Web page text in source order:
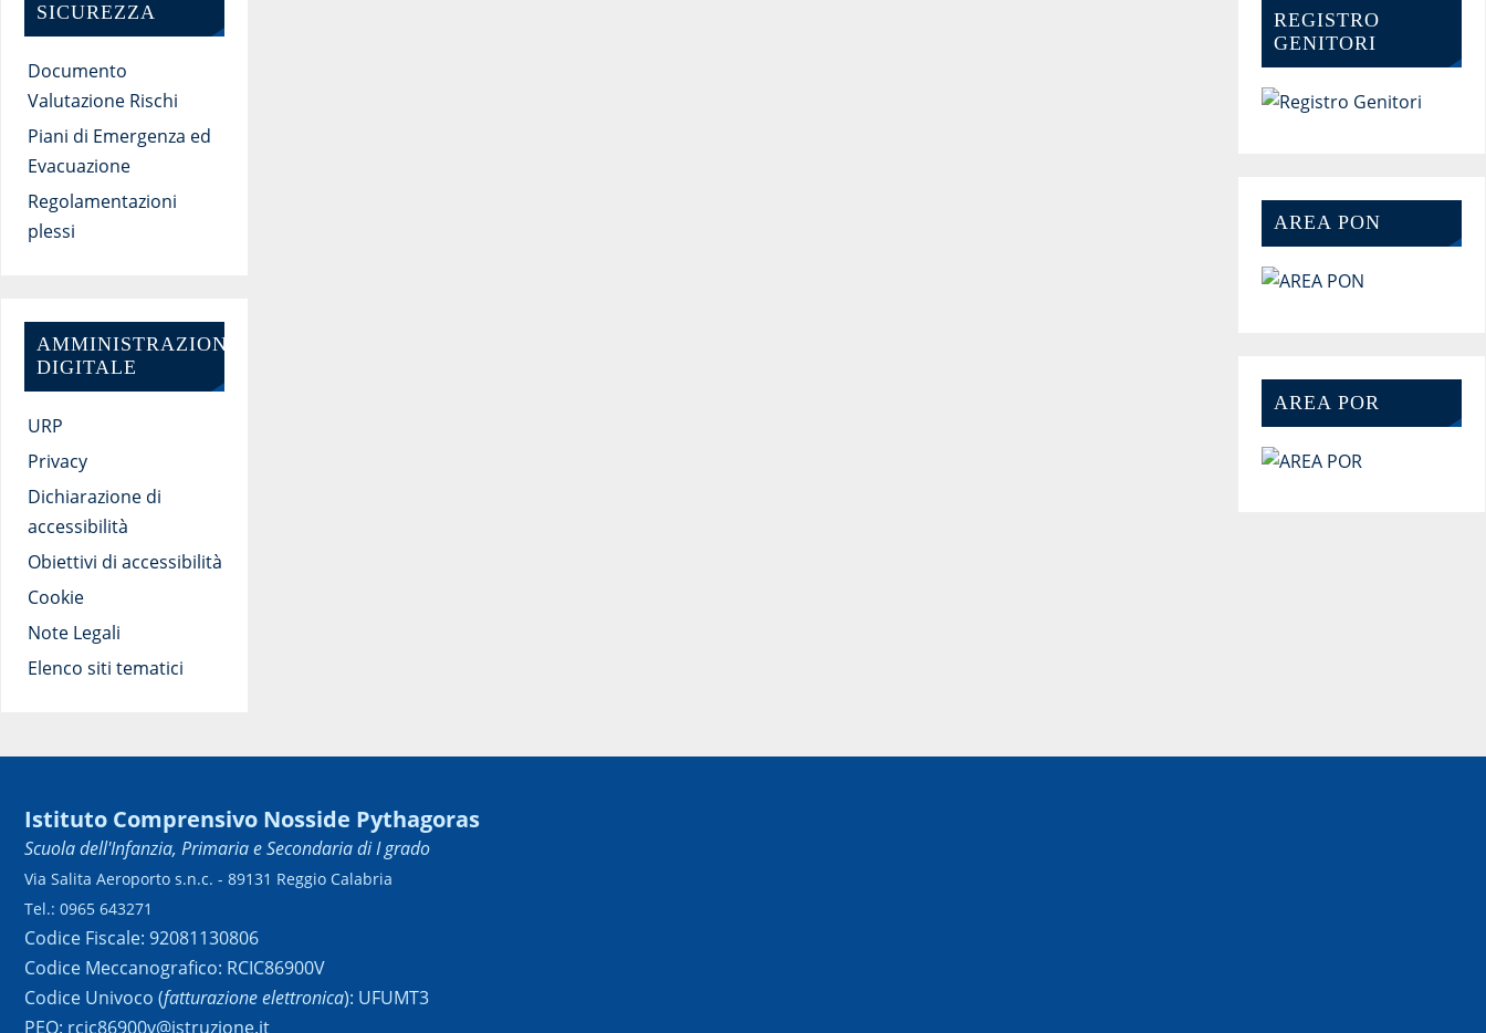
SICUREZZA
Documento
Valutazione Rischi
Piani di Emergenza ed
Evacuazione
Regolamentazioni
plessi
AMMINISTRAZIONE
DIGITALE
URP
Privacy
Dichiarazione di
accessibilità
Obiettivi di accessibilità
Cookie
Note Legali
Elenco siti tematici
REGISTRO
GENITORI
AREA PON
AREA POR
Istituto Comprensivo Nosside Pythagoras
Scuola dell'Infanzia, Primaria e Secondaria di I grado
Via Salita Aeroporto s.n.c. - 89131 Reggio Calabria
Tel.: 0965 643271
Codice Fiscale: 92081130806
Codice Meccanografico: RCIC86900V
Codice Univoco (fatturazione elettronica): UFUMT3
PEO: rcic86900v@istruzione.it